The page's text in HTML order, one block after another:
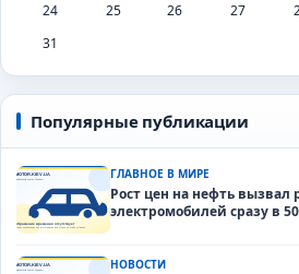
24
25 26 27
31
Популярные публикации
ГЛАВНОЕ В МИРЕ
Рост цен на нефть
электромобилей сразу в
НОВОСТИ